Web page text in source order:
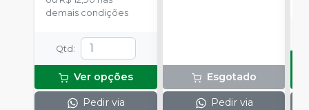
demais condições
Qtd :
Ver opções
Pedir via
Esgotado
Pedir via